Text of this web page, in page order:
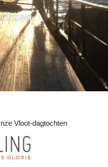
Vloot-dagtochten